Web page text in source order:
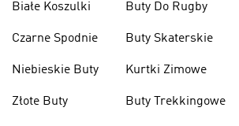
Białe Koszulki
Czarne Spodnie
Niebieskie Buty
Złote Buty
Buty Do Rugby
Buty Skaterskie
Kurtki Zimowe
Buty Trekkingowe